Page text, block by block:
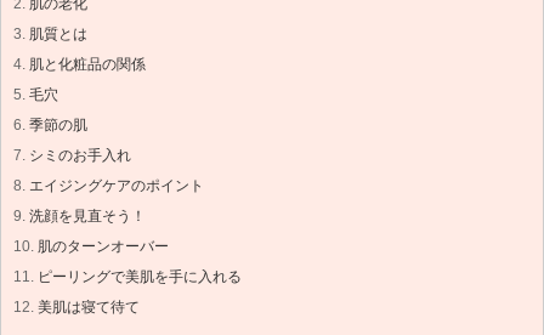
肌質とは
肌と化粧品の関係
毛穴
季節の肌
シミのお手入れ
エイジングケアのポイント
洗顔を見直そう！
肌のターンオーバー
ピーリングで美肌を手に入れる
美肌は寝て待て